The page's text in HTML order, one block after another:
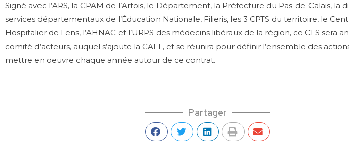
Signé avec l’ARS, la CPAM de l’Artois, le Département, la Préfecture du Pas-de-Calais, la
services départementaux de l’Éducation Nationale, Filieris, les 3 CPTS du territoire, le
Hospitalier de Lens, l’AHNAC et l’URPS des médecins libéraux de la région, ce CLS sera
comité d’acteurs, auquel s’ajoute la CALL, et se réunira pour définir l’ensemble des
mettre en oeuvre chaque année autour de ce contrat.
Partager